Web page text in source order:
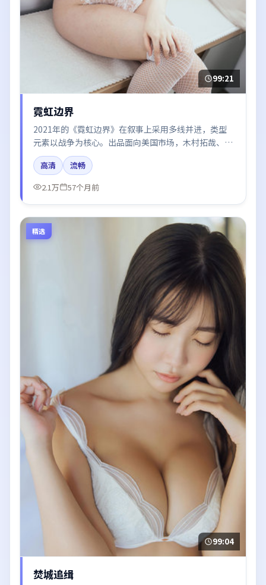
99:21
霓虹边界
2021年的《霓虹边界》在叙事上采用多线并进，类型
元素以战争为核心。出品面向美国市场，木村拓哉、雷
佳音、易烊千玺、咏梅所饰角色推动关键反转，结尾留
白引发讨论。
高清
流畅
2.1万
57个月前
精选
99:04
焚城追缉